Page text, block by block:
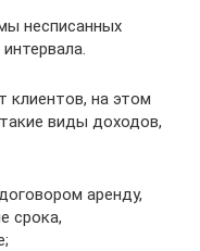
несписанных
клиентов, на этом
виды доходов,
аренду,
срока,